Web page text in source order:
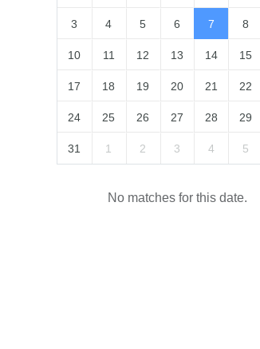
3 4 5 6 7 8
10 11 12 13 14 15
17 18 19 20 21 22
24 25 26 27 28 29
31 1 2 3 4 5
No matches for this date.